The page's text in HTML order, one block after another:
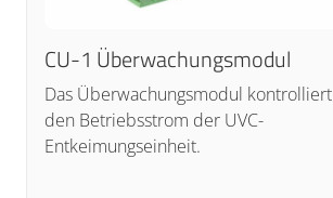
CU-1 Überwachungsmodul
Das Überwachungsmodul kontrolliert
den Betriebsstrom der UVC-
Entkeimungseinheit.